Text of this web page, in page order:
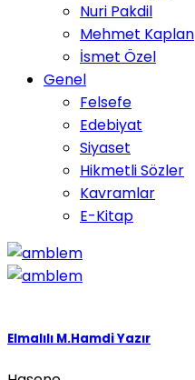
Nuri Pakdil
Mehmet Kaplan
İsmet Özel
Genel
Felsefe
Edebiyat
Siyaset
Hikmetli Sözler
Kavramlar
E-Kitap
Elmalılı M.Hamdi Yazır